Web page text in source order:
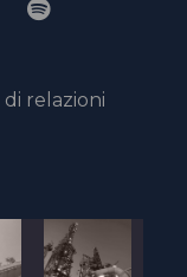
relazioni